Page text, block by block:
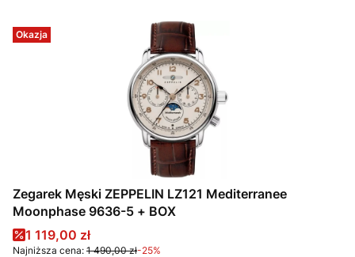
Okazja
Zegarek Męski ZEPPELIN LZ121 Mediterranee
Moonphase 9636-5 + BOX
Cena promocyjna
1 119,00 zł
Najniższa cena: 1 490,00 zł-25%